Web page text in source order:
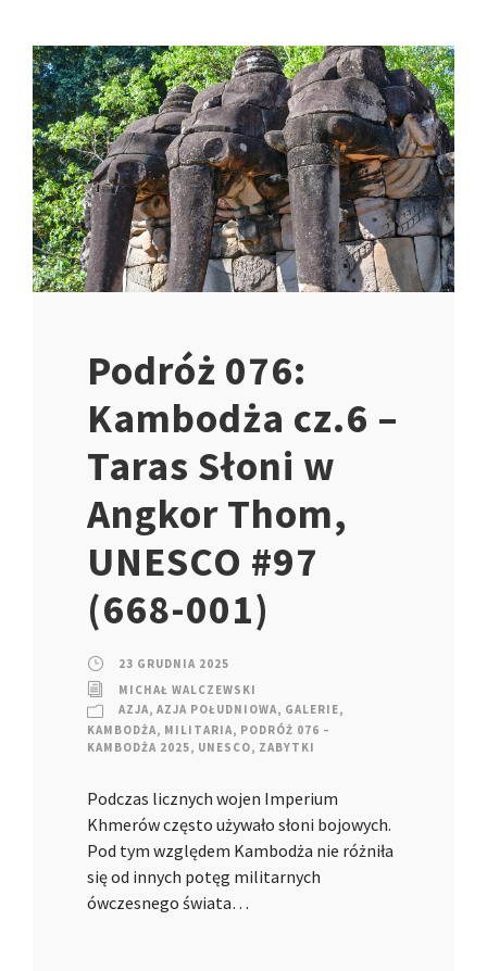
Podróż 076:
Kambodża cz.6 –
Taras Słoni w
Angkor Thom,
UNESCO #97
(668-001)
23 GRUDNIA 2025
MICHAŁ WALCZEWSKI
AZJA, AZJA POŁUDNIOWA, GALERIE,
KAMBODŻA, MILITARIA, PODRÓŻ 076 –
KAMBODŻA 2025, UNESCO, ZABYTKI
Podczas licznych wojen Imperium
Khmerów często używało słoni bojowych.
Pod tym względem Kambodża nie różniła
się od innych potęg militarnych
ówczesnego świata…